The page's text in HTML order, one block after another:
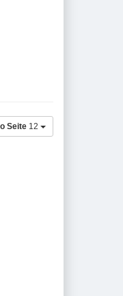
Seite 12